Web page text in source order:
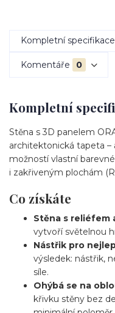
Kompletní specifikace
Komentáře 0
Kompletní
Stěna s 3D panelem
architektonická tapeta –
možností vlastní
i zakřiveným plochám
Co získáte
Stěna s reliéfem
vytvoří světelnou
Nástřik pro
výsledek: nástřik,
síle.
Ohýbá se na
křivku stěny bez